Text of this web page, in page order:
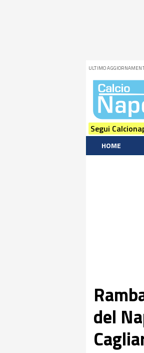
ULTIMO
Segui
HOME
del